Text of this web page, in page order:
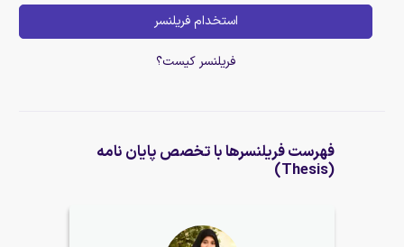
استخدام فریلنسر
فریلنسر کیست؟
فهرست فریلنسرها با تخصص پایان نامه
(Thesis)